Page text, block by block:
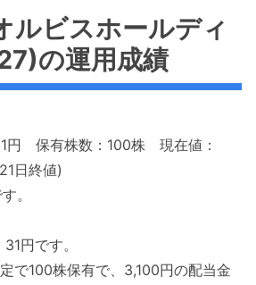
ルビスホールディ
の運用成績
円 保有株数：100株 現在値：
日終値)
。
円です。
で100株保有で、3,100円の配当金